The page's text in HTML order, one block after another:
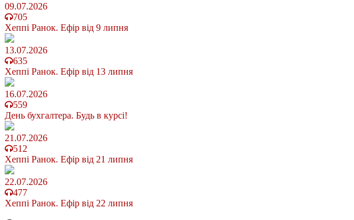
09.07.2026
705
Хеппі Ранок. Ефір від 9 липня
13.07.2026
635
Хеппі Ранок. Ефір від 13 липня
16.07.2026
559
День бухгалтера. Будь в курсі!
21.07.2026
512
Хеппі Ранок. Ефір від 21 липня
22.07.2026
477
Хеппі Ранок. Ефір від 22 липня